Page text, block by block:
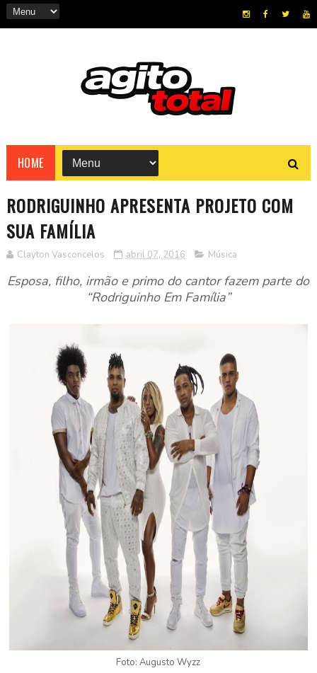
HOME
RODRIGUINHO APRESENTA PROJETO COM
SUA FAMÍLIA
Clayton Vasconcelos abril 07, 2016 Música
Esposa, filho, irmão e primo do cantor fazem parte do
“Rodriguinho Em Família”
Foto: Augusto Wyzz